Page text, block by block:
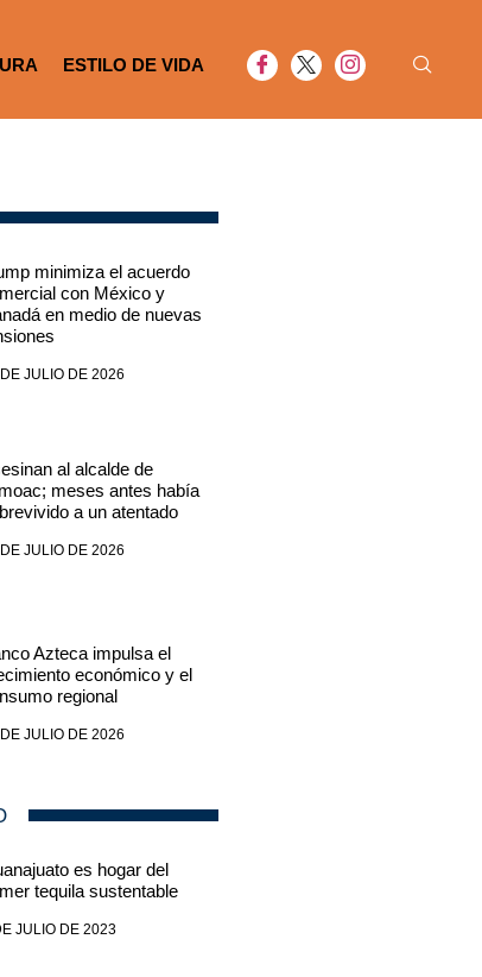
ESTILO DE VIDA
minimiza el acuerdo
con México y
en medio de nuevas
JULIO DE 2026
al alcalde de
meses antes había
a un atentado
JULIO DE 2026
Azteca impulsa el
económico y el
regional
JULIO DE 2026
es hogar del
tequila sustentable
JULIO DE 2023